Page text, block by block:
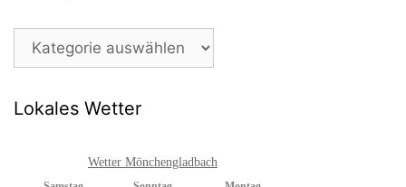
Beitragsarchiv
Lokales Wetter
Wetter Mönchengladbach